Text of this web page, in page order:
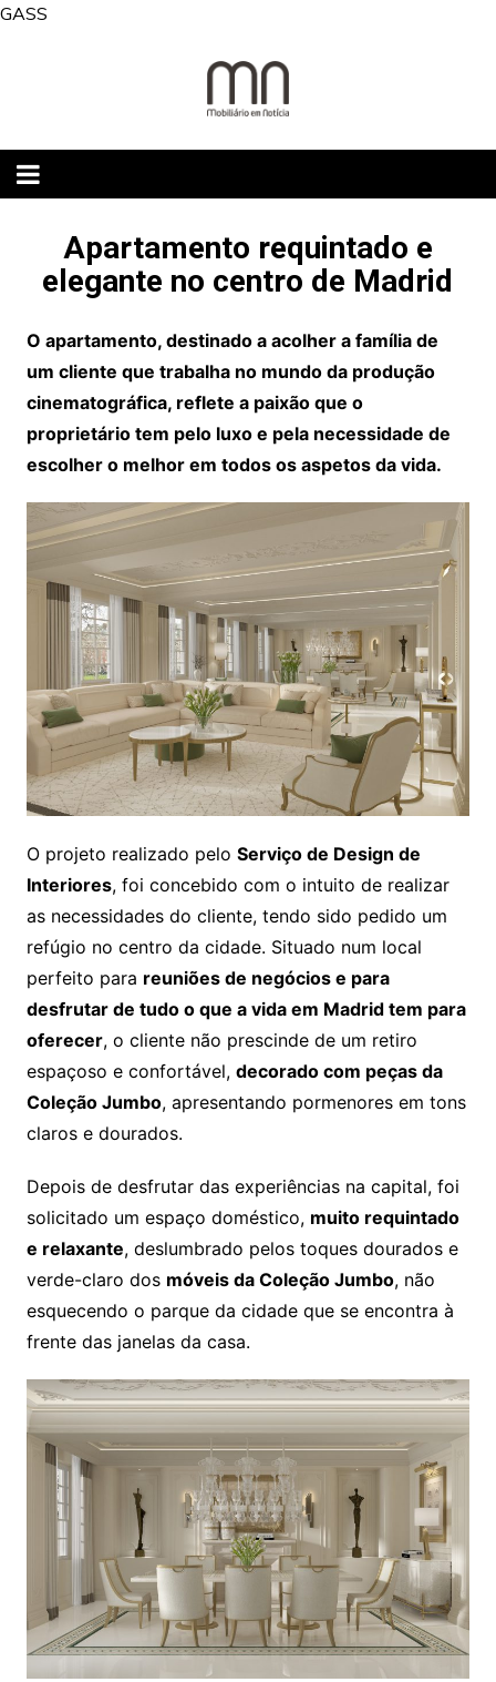
GASS
Apartamento requintado e
elegante no centro de Madrid
O apartamento, destinado a acolher a família de
um cliente que trabalha no mundo da produção
cinematográfica, reflete a paixão que o
proprietário tem pelo luxo e pela necessidade de
escolher o melhor em todos os aspetos da vida.
O projeto realizado pelo Serviço de Design de
Interiores, foi concebido com o intuito de realizar
as necessidades do cliente, tendo sido pedido um
refúgio no centro da cidade. Situado num local
perfeito para reuniões de negócios e para
desfrutar de tudo o que a vida em Madrid tem para
oferecer, o cliente não prescinde de um retiro
espaçoso e confortável, decorado com peças da
Coleção Jumbo, apresentando pormenores em tons
claros e dourados.
Depois de desfrutar das experiências na capital, foi
solicitado um espaço doméstico, muito requintado
e relaxante, deslumbrado pelos toques dourados e
verde-claro dos móveis da Coleção Jumbo, não
esquecendo o parque da cidade que se encontra à
frente das janelas da casa.